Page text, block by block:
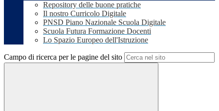
Repository delle buone pratiche
Il nostro Curricolo Digitale
PNSD Piano Nazionale Scuola Digitale
Scuola Futura Formazione Docenti
Lo Spazio Europeo dell'Istruzione
Campo di ricerca per le pagine del sito